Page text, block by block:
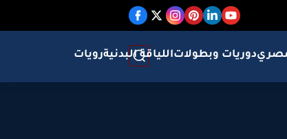
دوريات وبطولاتاللياقة البدنيةرويات